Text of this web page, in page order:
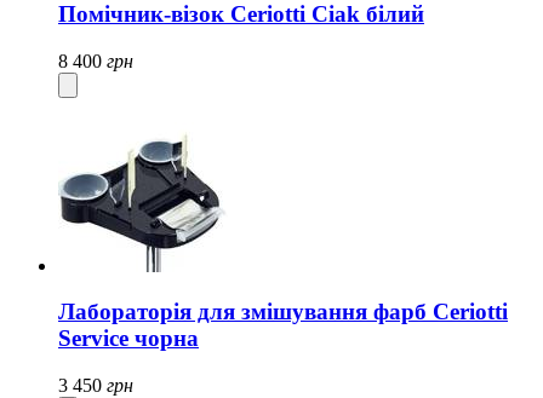
Помічник-візок Ceriotti Ciak білий
8 400 грн
Лабораторія для змішування фарб Ceriotti
Service чорна
3 450 грн